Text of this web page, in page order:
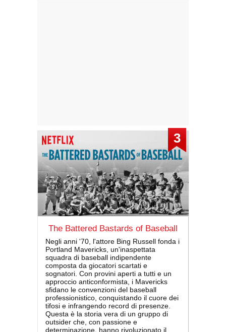
3
The Battered Bastards of Baseball
Negli anni '70, l'attore Bing Russell fonda i
Portland Mavericks, un'inaspettata
squadra di baseball indipendente
composta da giocatori scartati e
sognatori. Con provini aperti a tutti e un
approccio anticonformista, i Mavericks
sfidano le convenzioni del baseball
professionistico, conquistando il cuore dei
tifosi e infrangendo record di presenze.
Questa è la storia vera di un gruppo di
outsider che, con passione e
determinazione, hanno rivoluzionato il